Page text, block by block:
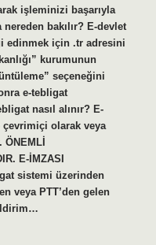
işleminizi başarıyla
bakılır? E-devlet
edinmek için .tr adresini
kurumunun
seçeneğini
e-tebligat
nasıl alınır? E-
olarak veya
E-İMZASI
sistemi üzerinden
veya PTT’den gelen